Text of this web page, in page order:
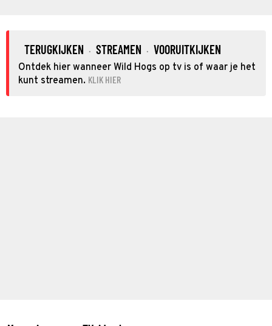
TERUGKIJKEN · STREAMEN · VOORUITKIJKEN
Ontdek hier wanneer Wild Hogs op tv is of waar je het
kunt streamen. KLIK HIER